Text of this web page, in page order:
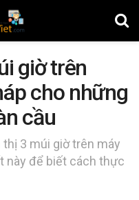
giờ trên
cho những
cầu
3 múi giờ trên máy
này để biết cách thực